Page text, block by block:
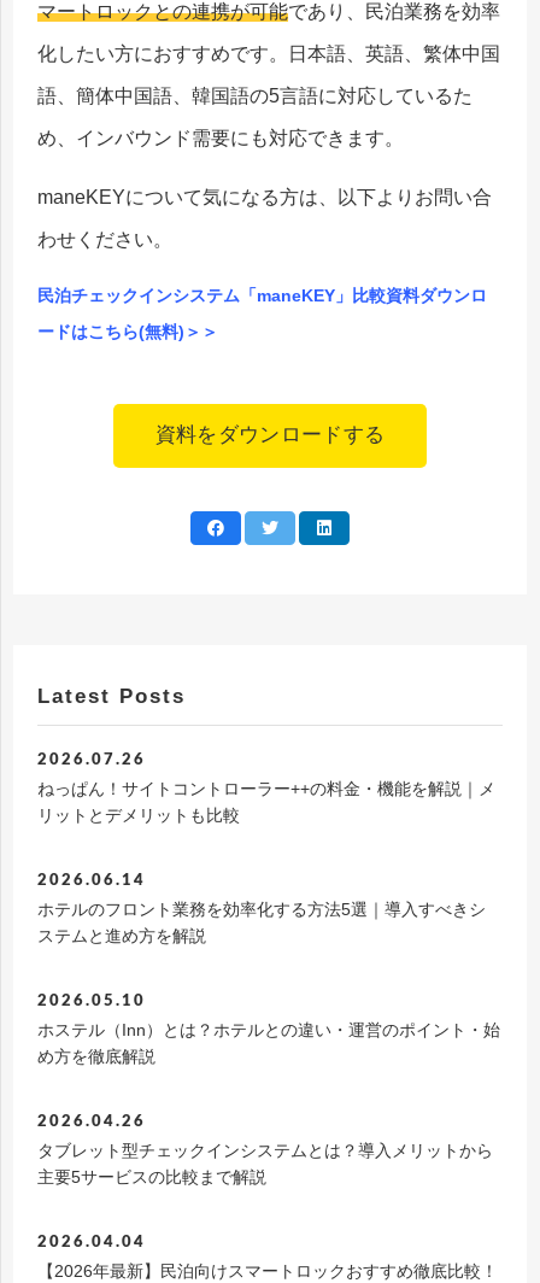
マートロックとの連携が可能であり、民泊業務を効率
化したい方におすすめです。日本語、英語、繁体中国
語、簡体中国語、韓国語の5言語に対応しているた
め、インバウンド需要にも対応できます。
maneKEYについて気になる方は、以下よりお問い合
わせください。
民泊チェックインシステム「maneKEY」比較資料ダウンロ
ードはこちら(無料)＞＞
資料をダウンロードする
Latest Posts
2026.07.26
ねっぱん！サイトコントローラー++の料金・機能を解説｜メ
リットとデメリットも比較
2026.06.14
ホテルのフロント業務を効率化する方法5選｜導入すべきシ
ステムと進め方を解説
2026.05.10
ホステル（Inn）とは？ホテルとの違い・運営のポイント・始
め方を徹底解説
2026.04.26
タブレット型チェックインシステムとは？導入メリットから
主要5サービスの比較まで解説
2026.04.04
【2026年最新】民泊向けスマートロックおすすめ徹底比較！